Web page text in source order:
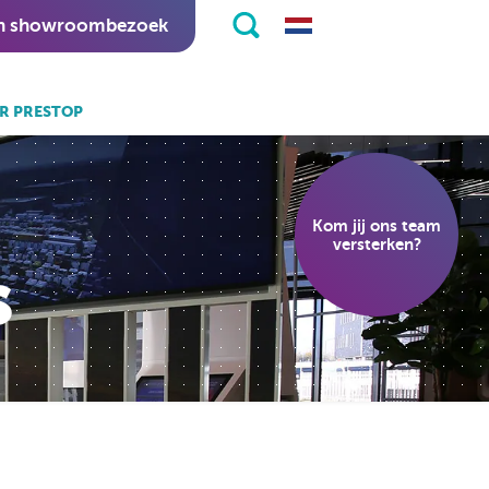
showroombezoek
ook:
software.
software.
PRESTOP
Kom jij ons team
versterken?